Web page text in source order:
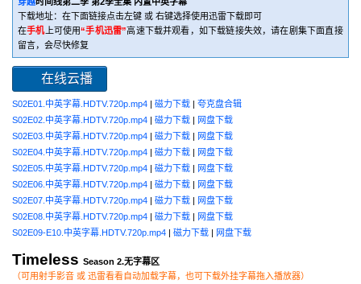
下载地址：在下面链接点击左键 或 右键选择使用迅雷下载即可
在手机上可使用“手机迅雷”高速下载并观看，如下载链接失效，请在剧集下面直接
留言，会尽快修复
在线云播
S02E01.中英字幕.HDTV.720p.mp4 | 磁力下载 | 夸克盘合辑
S02E02.中英字幕.HDTV.720p.mp4 | 磁力下载 | 网盘下载
S02E03.中英字幕.HDTV.720p.mp4 | 磁力下载 | 网盘下载
S02E04.中英字幕.HDTV.720p.mp4 | 磁力下载 | 网盘下载
S02E05.中英字幕.HDTV.720p.mp4 | 磁力下载 | 网盘下载
S02E06.中英字幕.HDTV.720p.mp4 | 磁力下载 | 网盘下载
S02E07.中英字幕.HDTV.720p.mp4 | 磁力下载 | 网盘下载
S02E08.中英字幕.HDTV.720p.mp4 | 磁力下载 | 网盘下载
S02E09-E10.中英字幕.HDTV.720p.mp4 | 磁力下载 | 网盘下载
Timeless Season 2.无字幕区
（可用射手影音 或 迅雷看看自动加载字幕，也可下载外挂字幕拖入播放器）